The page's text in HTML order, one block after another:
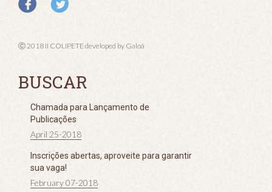
Ⓒ 2018 II COLIPETE developed by Galoá
BUSCAR
Chamada para Lançamento de
Publicações
April 25-2018
Inscrições abertas, aproveite para garantir
sua vaga!
February 07-2018